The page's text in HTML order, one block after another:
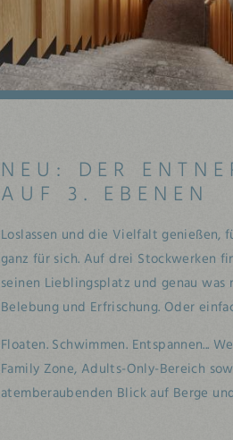
NEU: DER
AUF 3. EBENEN
Loslassen und die Vielfalt genießen,
ganz für sich. Auf drei Stockwerken
seinen Lieblingsplatz und genau was
Belebung und Erfrischung. Oder
Floaten. Schwimmen. Entspannen...
Family Zone, Adults-Only-Bereich
atemberaubenden Blick auf Berge